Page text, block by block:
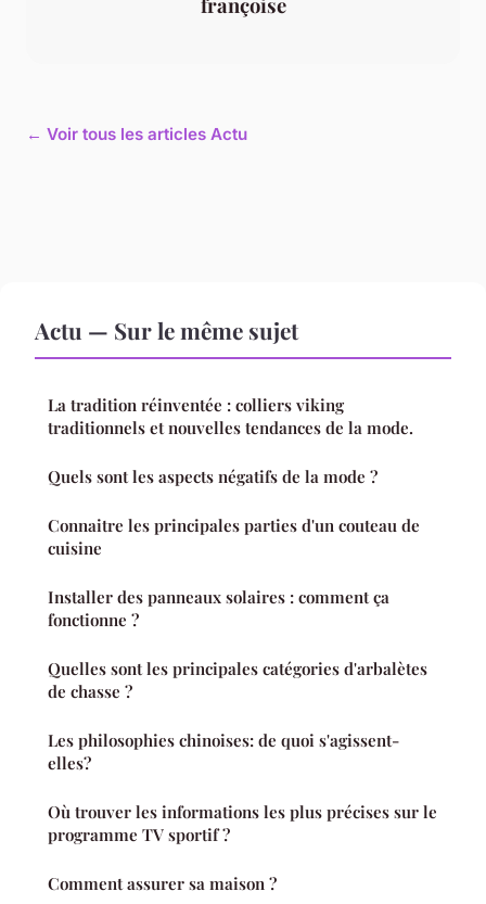
← Voir tous les articles Actu
Actu — Sur le même sujet
La tradition réinventée : colliers viking
traditionnels et nouvelles tendances de la mode.
Quels sont les aspects négatifs de la mode ?
Connaitre les principales parties d'un couteau de
cuisine
Installer des panneaux solaires : comment ça
fonctionne ?
Quelles sont les principales catégories d'arbalètes
de chasse ?
Les philosophies chinoises: de quoi s'agissent-
elles?
Où trouver les informations les plus précises sur le
programme TV sportif ?
Comment assurer sa maison ?